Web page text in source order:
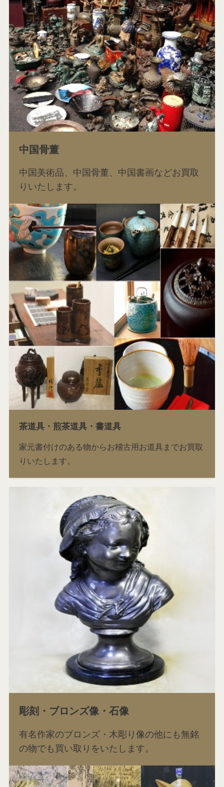
中国骨董
中国美術品、中国骨董、中国書画などお買取
りいたします。
茶道具・煎茶道具・書道具
家元書付けのある物からお稽古用お道具までお買取
りいたします。
彫刻・ブロンズ像・石像
有名作家のブロンズ・木彫り像の他にも無銘
の物でも買い取りをいたします。